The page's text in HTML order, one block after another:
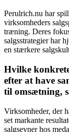
Perulrich.nu har
virksomheders
træning. Deres
salgsstrategier har
en stærkere
Hvilke
efter at have
til omsætning,
Virksomheder, der
set markante
salgsevner hos